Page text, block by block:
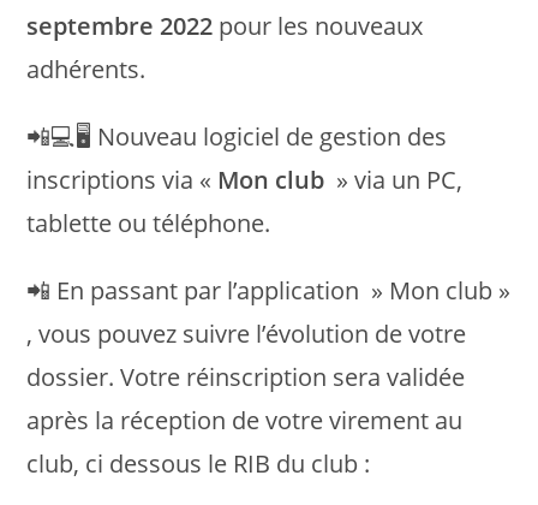
septembre 2022 pour les nouveaux
adhérents.
📲💻🖥 Nouveau logiciel de gestion des
inscriptions via « Mon club » via un PC,
tablette ou téléphone.
📲 En passant par l’application » Mon club »
, vous pouvez suivre l’évolution de votre
dossier. Votre réinscription sera validée
après la réception de votre virement au
club, ci dessous le RIB du club :